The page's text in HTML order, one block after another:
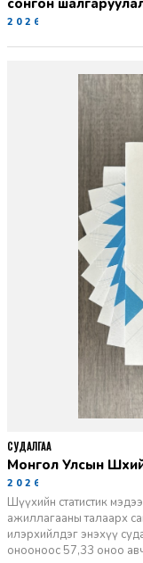
2026-06-19
Монгол Улсын
2026-06-11
Шүүхийн статистик
ажиллагааны талаарх
илэрхийлдэг энэхүү
онооноос 57,33 оноо
СУДАЛГАА